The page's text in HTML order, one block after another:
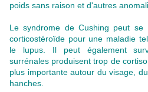
poids sans raison et d'autres
Le syndrome de Cushing peut
corticostéroïde pour une maladie
le lupus. Il peut également
surrénales produisent trop de
plus importante autour du visage,
hanches.